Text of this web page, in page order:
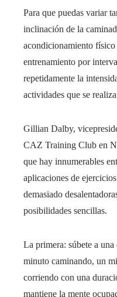
Para que puedas variar
inclinación de la
acondicionamiento
entrenamiento por
repetidamente la
actividades que se
Gillian Dalby,
CAZ Training Club en
que hay innumerables
aplicaciones de
demasiado
posibilidades sencillas.
La primera: súbete a
minuto caminando, un
corriendo con una
mantiene la mente